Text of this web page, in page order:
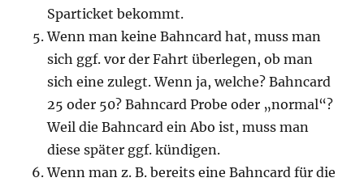
Sparticket bekommt.
Wenn man keine Bahncard hat, muss man
sich ggf. vor der Fahrt überlegen, ob man
sich eine zulegt. Wenn ja, welche? Bahncard
25 oder 50? Bahncard Probe oder „normal“?
Weil die Bahncard ein Abo ist, muss man
diese später ggf. kündigen.
Wenn man z. B. bereits eine Bahncard für die